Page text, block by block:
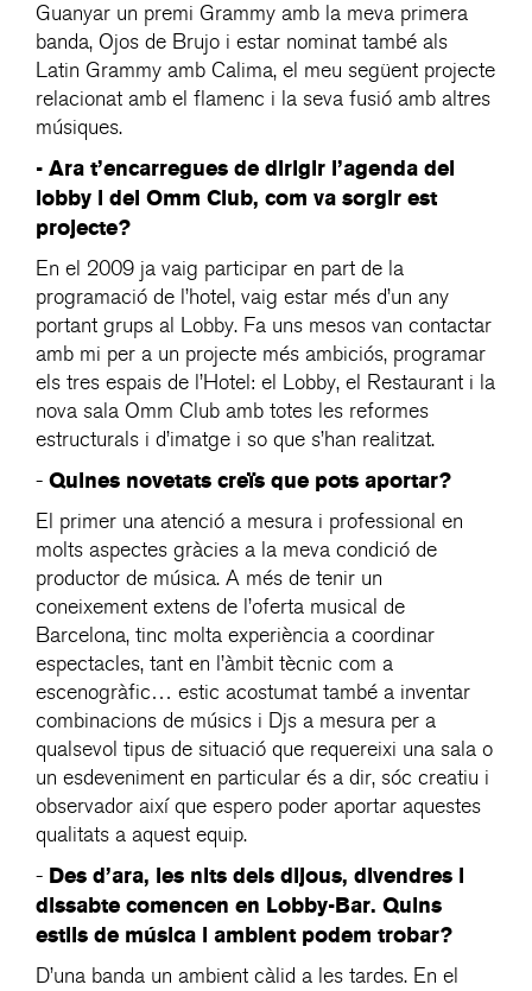
Guanyar un premi Grammy amb la meva primera
banda, Ojos de Brujo i estar nominat també als
Latin Grammy amb Calima, el meu següent projecte
relacionat amb el flamenc i la seva fusió amb altres
músiques.
- Ara t’encarregues de dirigir l’agenda del
lobby i del Omm Club, com va sorgir est
projecte?
En el 2009 ja vaig participar en part de la
programació de l’hotel, vaig estar més d’un any
portant grups al Lobby. Fa uns mesos van contactar
amb mi per a un projecte més ambiciós, programar
els tres espais de l’Hotel: el Lobby, el Restaurant i la
nova sala Omm Club amb totes les reformes
estructurals i d’imatge i so que s’han realitzat.
- Quines novetats creïs que pots aportar?
El primer una atenció a mesura i professional en
molts aspectes gràcies a la meva condició de
productor de música. A més de tenir un
coneixement extens de l’oferta musical de
Barcelona, tinc molta experiència a coordinar
espectacles, tant en l’àmbit tècnic com a
escenogràfic… estic acostumat també a inventar
combinacions de músics i Djs a mesura per a
qualsevol tipus de situació que requereixi una sala o
un esdeveniment en particular és a dir, sóc creatiu i
observador així que espero poder aportar aquestes
qualitats a aquest equip.
- Des d’ara, les nits dels dijous, divendres i
dissabte comencen en Lobby-Bar. Quins
estils de música i ambient podem trobar?
D’una banda un ambient càlid a les tardes. En el